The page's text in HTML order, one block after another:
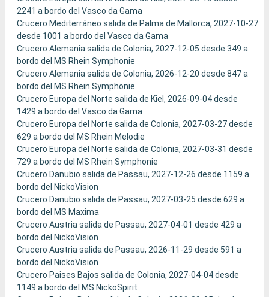
2241 a bordo del Vasco da Gama
Crucero Mediterráneo salida de Palma de Mallorca, 2027-10-27
desde 1001 a bordo del Vasco da Gama
Crucero Alemania salida de Colonia, 2027-12-05 desde 349 a
bordo del MS Rhein Symphonie
Crucero Alemania salida de Colonia, 2026-12-20 desde 847 a
bordo del MS Rhein Symphonie
Crucero Europa del Norte salida de Kiel, 2026-09-04 desde
1429 a bordo del Vasco da Gama
Crucero Europa del Norte salida de Colonia, 2027-03-27 desde
629 a bordo del MS Rhein Melodie
Crucero Europa del Norte salida de Colonia, 2027-03-31 desde
729 a bordo del MS Rhein Symphonie
Crucero Danubio salida de Passau, 2027-12-26 desde 1159 a
bordo del NickoVision
Crucero Danubio salida de Passau, 2027-03-25 desde 629 a
bordo del MS Maxima
Crucero Austria salida de Passau, 2027-04-01 desde 429 a
bordo del NickoVision
Crucero Austria salida de Passau, 2026-11-29 desde 591 a
bordo del NickoVision
Crucero Paises Bajos salida de Colonia, 2027-04-04 desde
1149 a bordo del MS NickoSpirit